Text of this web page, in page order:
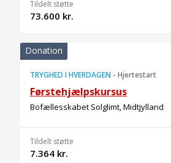
Tildelt støtte
73.600 kr.
Donation
TRYGHED I HVERDAGEN - Hjertestart
Førstehjælpskursus
Bofællesskabet Solglimt, Midtjylland
Tildelt støtte
7.364 kr.